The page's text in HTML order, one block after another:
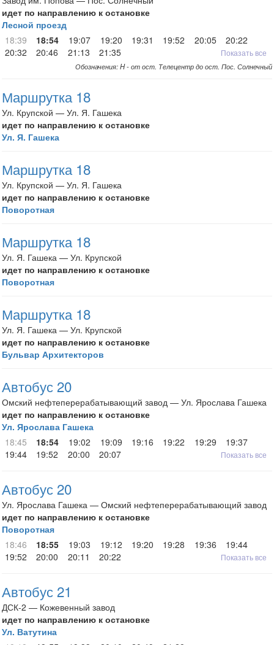
идет по направлению к остановке
Лесной проезд
18:39
18:54 19:07 19:20 19:31 19:52 20:05
20:22
20:32
20:46 21:13 21:35 Показать все
Обозначения: H - от ост. Телецентр до ост. Пос. Солнечный
Маршрутка 18
Ул. Крупской — Ул. Я. Гашека
идет по направлению к остановке
Ул. Я. Гашека
Маршрутка 18
Ул. Крупской — Ул. Я. Гашека
идет по направлению к остановке
Поворотная
Маршрутка 18
Ул. Я. Гашека — Ул. Крупской
идет по направлению к остановке
Поворотная
Маршрутка 18
Ул. Я. Гашека — Ул. Крупской
идет по направлению к остановке
Бульвар Архитекторов
Автобус 20
Омский нефтеперерабатывающий завод — Ул. Ярослава Гашека
идет по направлению к остановке
Ул. Ярослава Гашека
18:45
18:54 19:02 19:09 19:16 19:22 19:29
19:37
19:44
19:52 20:00 20:07 Показать все
Автобус 20
Ул. Ярослава Гашека — Омский нефтеперерабатывающий завод
идет по направлению к остановке
Поворотная
18:46
18:55 19:03 19:12 19:20 19:28 19:36
19:44
19:52
20:00 20:11 20:22 Показать все
Автобус 21
ДСК-2 — Кожевенный завод
идет по направлению к остановке
Ул. Ватутина